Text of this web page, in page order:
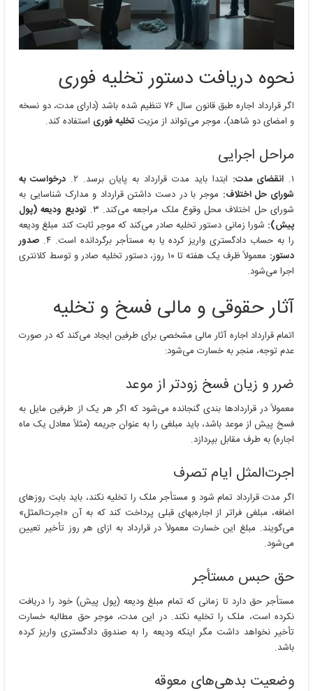
نحوه دریافت دستور تخلیه فوری
اگر قرارداد اجاره طبق قانون سال ۷۶ تنظیم شده باشد (دارای مدت، دو نسخه
و امضای دو شاهد)، موجر می‌تواند از مزیت تخلیه فوری استفاده کند.
مراحل اجرایی
۱. انقضای مدت: ابتدا باید مدت قرارداد به پایان برسد. ۲.
درخواست به
شورای حل اختلاف: موجر با در دست داشتن قرارداد و مدارک شناسایی به
شورای حل اختلاف محل وقوع ملک مراجعه می‌کند. ۳.
تودیع ودیعه (پول
پیش): شورا زمانی دستور تخلیه صادر می‌کند که موجر ثابت کند مبلغ ودیعه
را به حساب دادگستری واریز کرده یا به مستأجر برگردانده است. ۴.
صدور
دستور:
معمولاً ظرف یک هفته تا ۱۰ روز، دستور تخلیه صادر و توسط کلانتری
اجرا می‌شود.
آثار حقوقی و مالی فسخ و تخلیه
اتمام قرارداد اجاره آثار مالی مشخصی برای طرفین ایجاد می‌کند که در صورت
عدم توجه، منجر به خسارت می‌شود:
ضرر و زیان فسخ زودتر از موعد
معمولاً در قراردادها بندی گنجانده می‌شود که اگر هر یک از طرفین مایل به
فسخ پیش از موعد باشد، باید مبلغی را به عنوان جریمه (مثلاً معادل یک ماه
اجاره) به طرف مقابل بپردازد.
اجرت‌المثل ایام تصرف
اگر مدت قرارداد تمام شود و مستأجر ملک را تخلیه نکند، باید بابت روزهای
اضافه، مبلغی فراتر از اجاره‌بهای قبلی پرداخت کند که به آن «اجرت‌المثل»
می‌گویند. مبلغ این خسارت معمولاً در قرارداد به ازای هر روز تأخیر تعیین
می‌شود.
حق حبس مستأجر
مستأجر حق دارد تا زمانی که تمام مبلغ ودیعه (پول پیش) خود را دریافت
نکرده است، ملک را تخلیه نکند. در این مدت، موجر حق مطالبه خسارت
تأخیر نخواهد داشت مگر اینکه ودیعه را به صندوق دادگستری واریز کرده
باشد.
وضعیت بدهی‌های معوقه